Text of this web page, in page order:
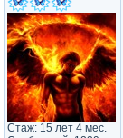
Стаж: 15 лет 4 мес.